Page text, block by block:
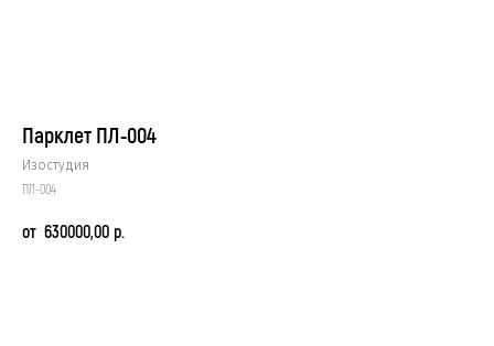
Парклет ПЛ-004
Изостудия
ПЛ-004
630000,00 р.